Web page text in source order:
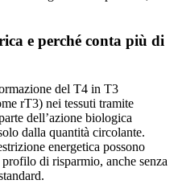
e perché conta più di
del T4 in T3
rT3) nei tessuti tramite
dell’azione biologica
dalla quantità circolante.
energetica possono
di risparmio, anche senza